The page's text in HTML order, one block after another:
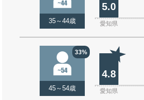
35～44歳
5.0
愛知県
33%
45～54歳
4.8
愛知県